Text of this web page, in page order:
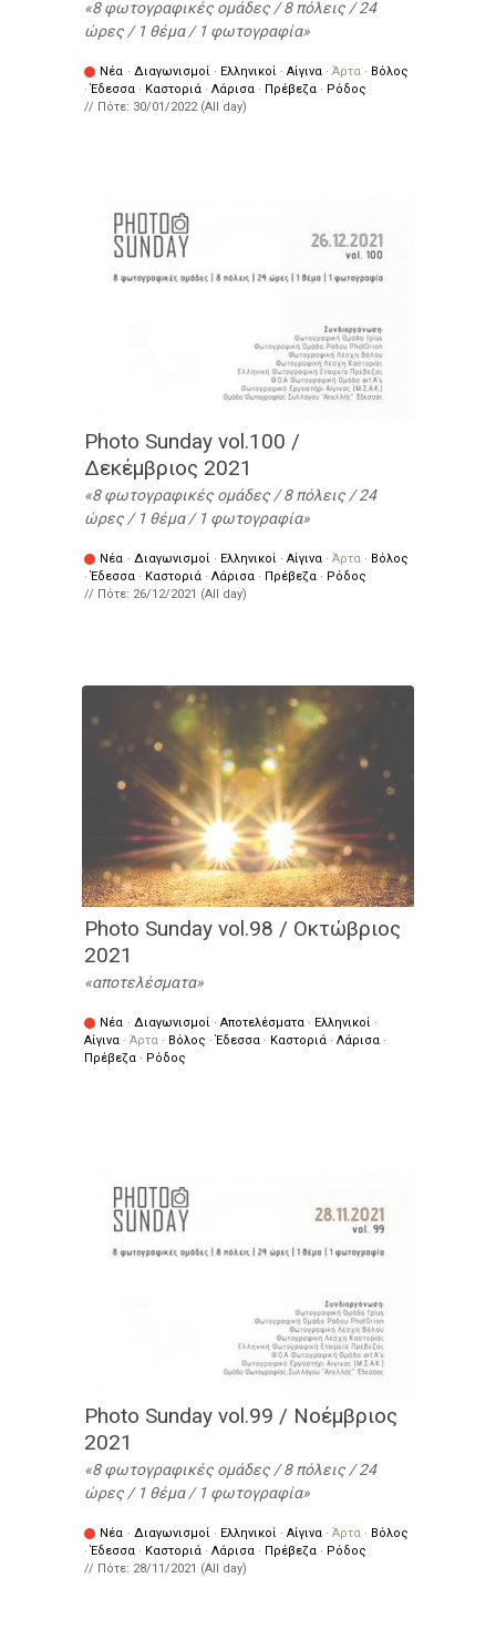
8 φωτογραφικές ομάδες / 8 πόλεις / 24
ώρες / 1 θέμα / 1 φωτογραφία
Νέα · Διαγωνισμοί · Ελληνικοί · Αίγινα · Άρτα · Βόλος
·Έδεσσα · Καστοριά · Λάρισα · Πρέβεζα · Ρόδος
// Πότε: 30/01/2022 (All day)
Photo Sunday vol.100 /
Δεκέμβριος 2021
8 φωτογραφικές ομάδες / 8 πόλεις / 24
ώρες / 1 θέμα / 1 φωτογραφία
Νέα · Διαγωνισμοί · Ελληνικοί · Αίγινα · Άρτα · Βόλος
·Έδεσσα · Καστοριά · Λάρισα · Πρέβεζα · Ρόδος
// Πότε: 26/12/2021 (All day)
Photo Sunday vol.98 / Οκτώβριος
2021
αποτελέσματα
Νέα · Διαγωνισμοί · Αποτελέσματα · Ελληνικοί ·
Αίγινα · Άρτα · Βόλος ·Έδεσσα · Καστοριά · Λάρισα ·
Πρέβεζα · Ρόδος
Photo Sunday vol.99 / Νοέμβριος
2021
8 φωτογραφικές ομάδες / 8 πόλεις / 24
ώρες / 1 θέμα / 1 φωτογραφία
Νέα · Διαγωνισμοί · Ελληνικοί · Αίγινα · Άρτα · Βόλος
·Έδεσσα · Καστοριά · Λάρισα · Πρέβεζα · Ρόδος
// Πότε: 28/11/2021 (All day)